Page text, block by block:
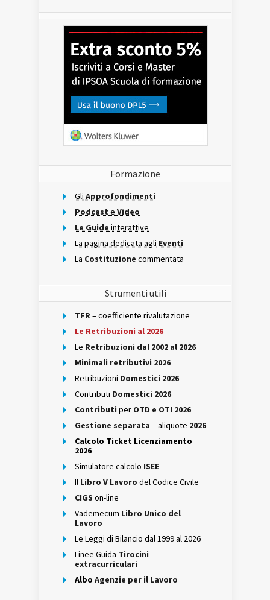
Formazione
Gli Approfondimenti
Podcast e Video
Le Guide interattive
La pagina dedicata agli Eventi
La Costituzione commentata
Strumenti utili
TFR– coefficiente rivalutazione
Le Retribuzioni al 2026
Le Retribuzioni dal 2002 al 2026
Minimali retributivi 2026
Retribuzioni Domestici 2026
Contributi Domestici 2026
Contributi per OTD e OTI 2026
Gestione separata – aliquote 2026
Calcolo Ticket Licenziamento
2026
Simulatore calcolo ISEE
Il Libro V Lavoro del Codice Civile
CIGS on-line
Vademecum Libro Unico del
Lavoro
Le Leggi di Bilancio dal 1999 al 2026
Linee Guida Tirocini
extracurriculari
Albo Agenzie per il Lavoro